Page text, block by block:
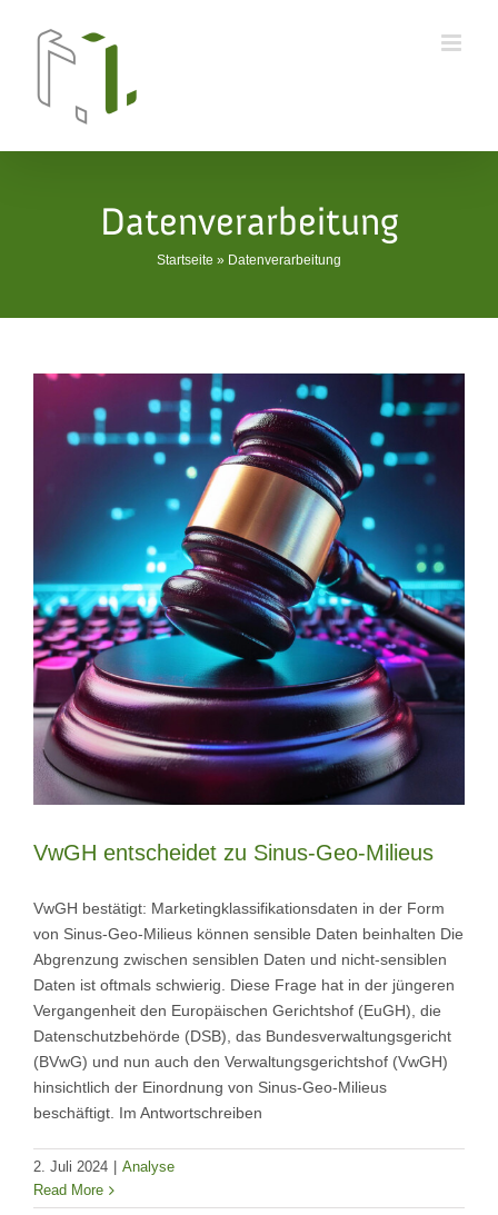
Datenverarbeitung
Startseite » Datenverarbeitung
VwGH entscheidet zu Sinus-Geo-Milieus
VwGH bestätigt: Marketingklassifikationsdaten in der Form
von Sinus-Geo-Milieus können sensible Daten beinhalten Die
Abgrenzung zwischen sensiblen Daten und nicht-sensiblen
Daten ist oftmals schwierig. Diese Frage hat in der jüngeren
Vergangenheit den Europäischen Gerichtshof (EuGH), die
Datenschutzbehörde (DSB), das Bundesverwaltungsgericht
(BVwG) und nun auch den Verwaltungsgerichtshof (VwGH)
hinsichtlich der Einordnung von Sinus-Geo-Milieus
beschäftigt. Im Antwortschreiben
2. Juli 2024
Analyse
Read More